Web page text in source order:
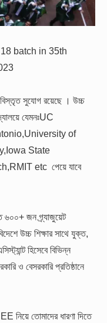
batch in 35th
সুযোগ রয়েছে । উচ্চ
যেমনঃUC
of
State
etc পেয়ে যাবে
৬০০+ জন গ্র্যাজুয়েট
উচ্চ শিক্ষার সাথে যুক্ত,
হিসেবে বিভিন্ন
ও বেসরকারি প্রতিষ্ঠানে
তোমাদের ধারণা দিতে